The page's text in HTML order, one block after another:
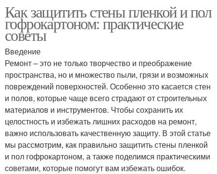
Как защитить стены пленкой и пол
гофрокартоном: практические
советы
Введение
Ремонт – это не только творчество и преображение
пространства, но и множество пыли, грязи и возможных
повреждений поверхностей. Особенно это касается стен
и полов, которые чаще всего страдают от строительных
материалов и инструментов. Чтобы сохранить их
целостность и избежать лишних расходов на ремонт,
важно использовать качественную защиту. В этой статье
мы рассмотрим, как правильно защитить стены пленкой
и пол гофрокартоном, а также поделимся практическими
советами, которые помогут вам избежать ошибок.